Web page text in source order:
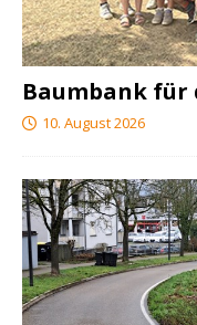
Baumbank für
10. August 2026